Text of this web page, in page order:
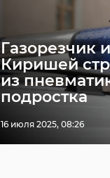
Газорезчик
Киришей
из
подростка
16 июля 2025, 08:26
25 октября 2023, 13:19